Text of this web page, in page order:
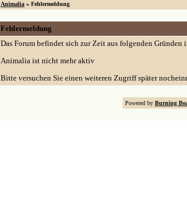
Animalia » Fehlermeldung
Fehlermeldung
Das Forum befindet sich zur Zeit aus folgenden Gründen
Animalia ist nicht mehr aktiv
Bitte versuchen Sie einen weiteren Zugriff später
Powered by Burning